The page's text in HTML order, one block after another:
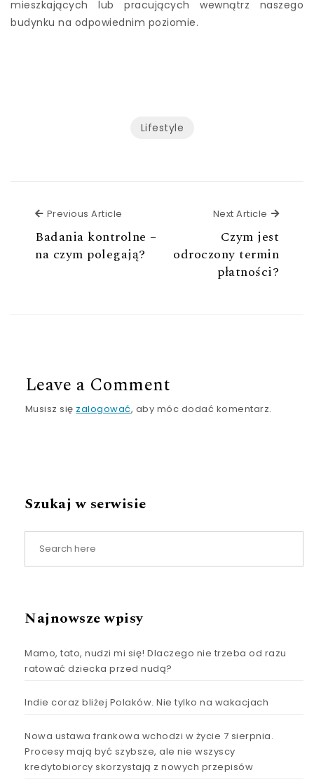
mieszkających lub pracujących wewnątrz naszego
budynku na odpowiednim poziomie.
Lifestyle
Previous Article
Badania kontrolne –
na czym polegają?
Next Article Next
Czym jest
odroczony termin
płatności?
Leave a Comment
Musisz się zalogować, aby móc dodać komentarz.
Szukaj w serwisie
Najnowsze wpisy
Mamo, tato, nudzi mi się! Dlaczego nie trzeba od razu
ratować dziecka przed nudą?
Indie coraz bliżej Polaków. Nie tylko na wakacjach
Nowa ustawa frankowa wchodzi w życie 7 sierpnia.
Procesy mają być szybsze, ale nie wszyscy
kredytobiorcy skorzystają z nowych przepisów